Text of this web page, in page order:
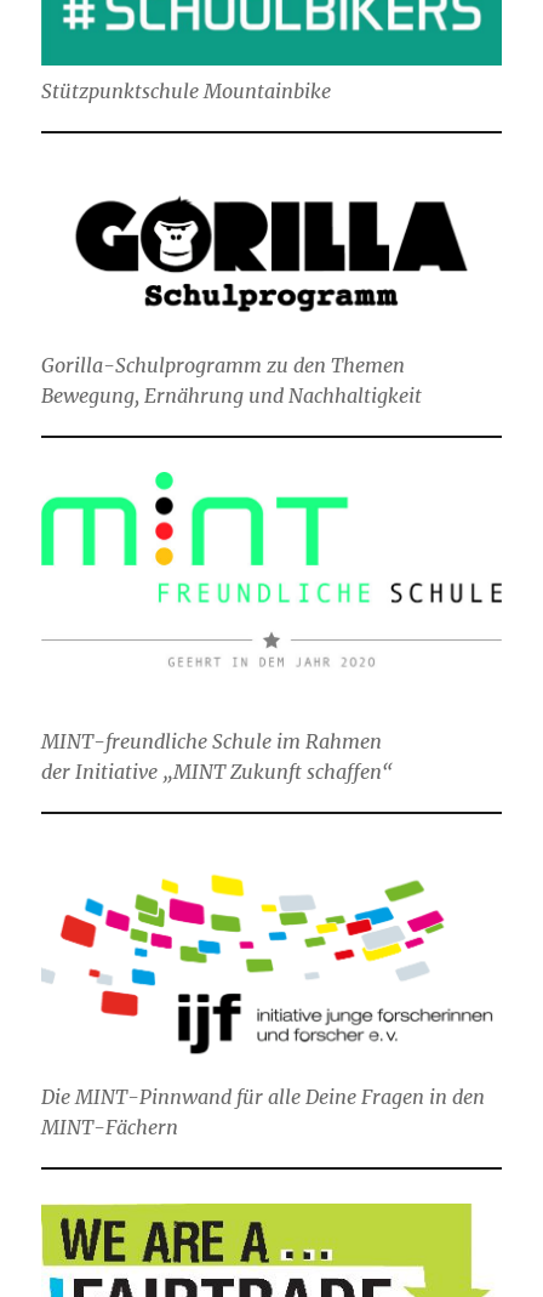
Stützpunktschule Mountainbike
Gorilla-Schulprogramm zu den Themen
Bewegung, Ernährung und Nachhaltigkeit
MINT-freundliche Schule im Rahmen
der Initiative „MINT Zukunft schaffen“
Die MINT-Pinnwand für alle Deine Fragen in den
MINT-Fächern